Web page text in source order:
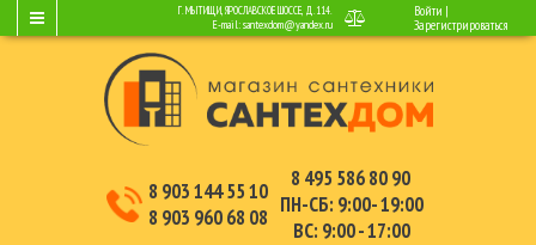
Г. МЫТИЩИ, ЯРОСЛАВСКОЕ ШОССЕ, Д.114.
E-mail:santexdom@yandex.ru
Войти |
Зарегистрироваться
8 903 144 55 10
8 903 960 68 08
8 495 586 80 90
ПН-СБ: 9:00- 19:00
ВС: 9:00 - 17:00